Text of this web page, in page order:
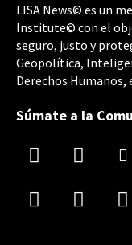
LISA News© es un
Institute© con el
seguro, justo y
Geopolítica,
Derechos
Súmate a la